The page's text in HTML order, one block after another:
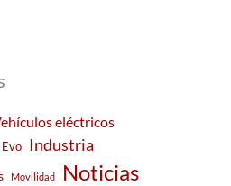
eléctricos
Evo Industria
Movilidad Noticias